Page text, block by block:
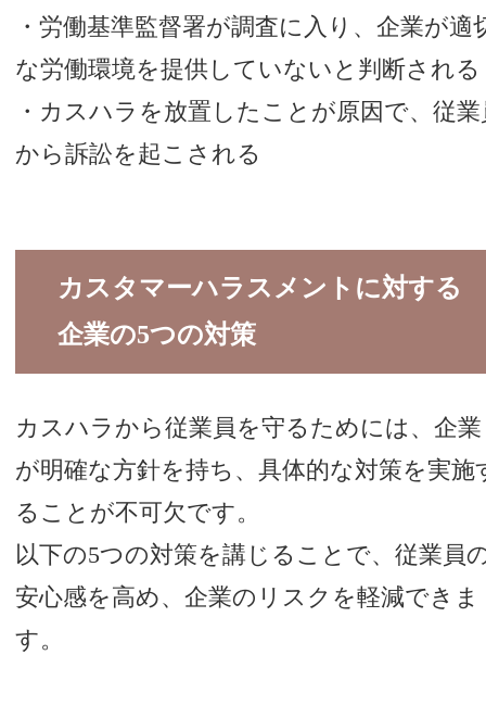
・労働基準監督署が調査に入り、企業が適
な労働環境を提供していないと判断される
・カスハラを放置したことが原因で、従業
から訴訟を起こされる
カスタマーハラスメントに対する
企業の5つの対策
カスハラから従業員を守るためには、企業
が明確な方針を持ち、具体的な対策を実施
ることが不可欠です。
以下の5つの対策を講じることで、従業員
安心感を高め、企業のリスクを軽減できま
す。